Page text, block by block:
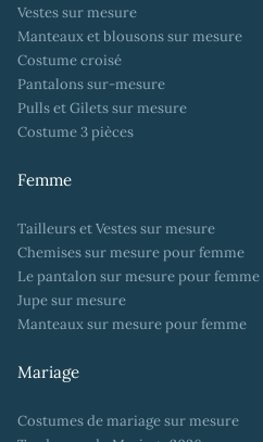
Vestes sur mesure
Manteaux et blousons sur mesure
Costume croisé
Pantalons sur-mesure
Pulls et Gilets sur mesure
Costume 3 pièces
Femme
Tailleurs et Vestes sur mesure
Chemises sur mesure pour femme
Le pantalon sur mesure pour femme
Jupe sur mesure
Manteaux sur mesure pour femme
Mariage
Costumes de mariage sur mesure